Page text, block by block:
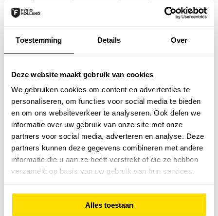
Toestemming Details Over
Deze website maakt gebruik van cookies
We gebruiken cookies om content en advertenties te
personaliseren, om functies voor social media te bieden
en om ons websiteverkeer te analyseren. Ook delen we
informatie over uw gebruik van onze site met onze
partners voor social media, adverteren en analyse. Deze
partners kunnen deze gegevens combineren met andere
informatie die u aan ze heeft verstrekt of die ze hebben
verzameld op basis van uw gebruik van hun services.
Alles toestaan
spreekuur van dr. Verra en dr. van Lingen
(orthopedisch chirurgen MST), waarbij we mensen
Prothese of na een fractuur zien. Ook ben ik lid
van het SchouderNetwerk Twente.
zoals Perifeer Arterieel Vaatlijden (Claudicatio
Intermittens) en ben ik lid van het Chronisch
ZorgNet.
Het mooiste aan mijn werk als fysiotherapeut vind
ik de contacten met de verschillende cliënten en
het samen werken naar een door de cliënt gesteld
doel. De doelen en de manier waarop deze
kunnen worden bereikt zijn voor iedereen en bij
iedere klacht verschillend, daarom vind ik
hulpvraag, ook erg belangrijk.